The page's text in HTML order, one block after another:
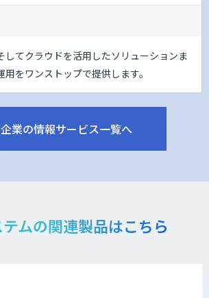
してクラウドを活用したソリューションま
をワンストップで提供します。
業の情報サービス一覧へ
ムの関連製品はこちら